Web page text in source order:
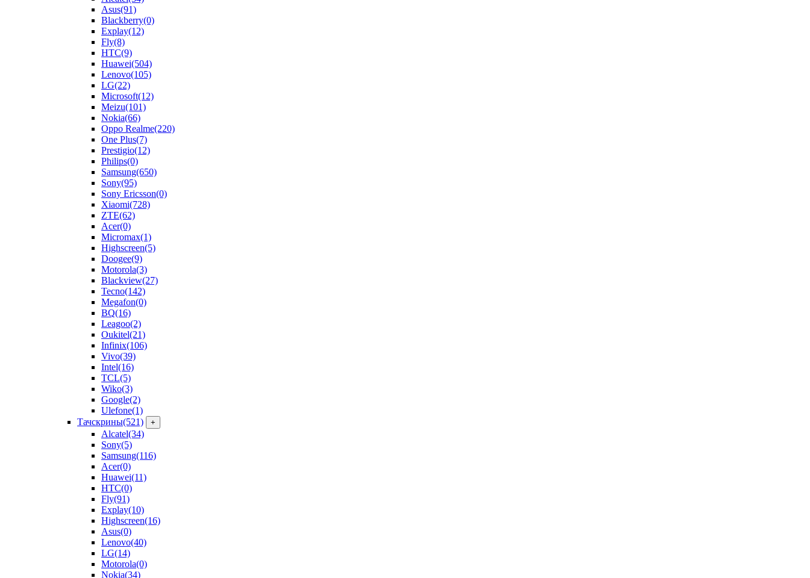
Asus(91)
Blackberry(0)
Explay(12)
Fly(8)
HTC(9)
Huawei(504)
Lenovo(105)
LG(22)
Microsoft(12)
Meizu(101)
Nokia(66)
Oppo Realme(220)
One Plus(7)
Prestigio(12)
Philips(0)
Samsung(650)
Sony(95)
Sony Ericsson(0)
Xiaomi(728)
ZTE(62)
Acer(0)
Micromax(1)
Highscreen(5)
Doogee(9)
Motorola(3)
Blackview(27)
Tecno(142)
Megafon(0)
BQ(16)
Leagoo(2)
Oukitel(21)
Infinix(106)
Vivo(39)
Intel(16)
TCL(5)
Wiko(3)
Google(2)
Ulefone(1)
Тачскрины(521) +
Alcatel(34)
Sony(5)
Samsung(116)
Acer(0)
Huawei(11)
HTC(0)
Fly(91)
Explay(10)
Highscreen(16)
Asus(0)
Lenovo(40)
LG(14)
Motorola(0)
Nokia(34)